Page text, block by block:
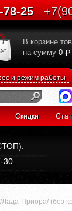
25
В корзине
на сумму 0
и режим работы
Скидки
Приора/ (без